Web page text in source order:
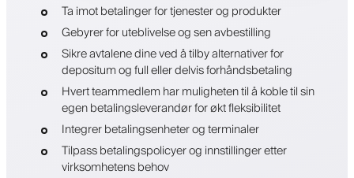
Ta imot betalinger for tjenester og produkter
Gebyrer for uteblivelse og sen avbestilling
Sikre avtalene dine ved å tilby alternativer for
depositum og full eller delvis forhåndsbetaling
Hvert teammedlem har muligheten til å koble til sin
egen betalingsleverandør for økt fleksibilitet
Integrer betalingsenheter og terminaler
Tilpass betalingspolicyer og innstillinger etter
virksomhetens behov